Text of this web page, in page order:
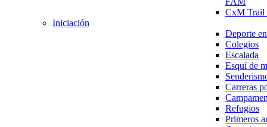
CxM
Iniciación
Deporte
Colegios
Escalada
Esquí de
Carreras
Refugios
Primeros